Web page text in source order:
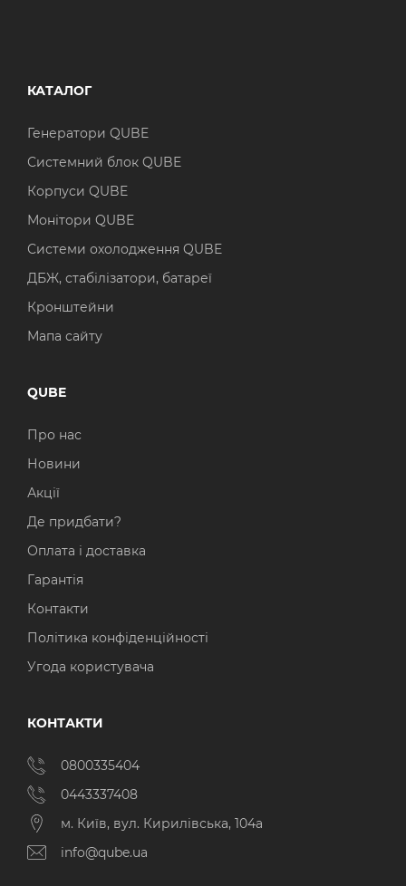
КАТАЛОГ
Генератори QUBE
Системний блок QUBE
Корпуси QUBE
Монітори QUBE
Системи охолодження QUBE
ДБЖ, стабілізатори, батареї
Кронштейни
Мапа сайту
QUBE
Про нас
Новини
Акції
Де придбати?
Оплата і доставка
Гарантія
Контакти
Політика конфіденційності
Угода користувача
КОНТАКТИ
0800335404
0443337408
м. Київ, вул. Кирилівська, 104а
info@qube.ua